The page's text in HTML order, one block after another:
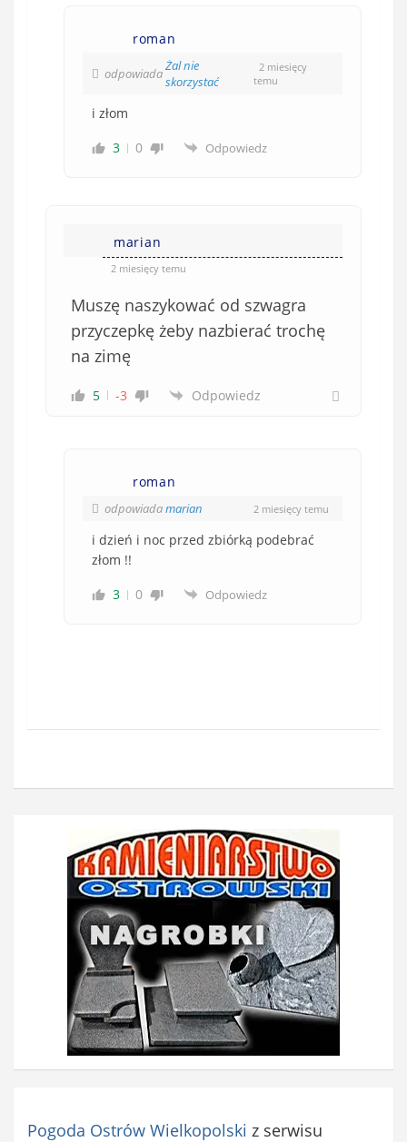
roman
odpowiadaŻal nie
skorzystać
2 miesięcy
temu
i złom
3
0 Odpowiedz
marian
2 miesięcy temu
Muszę naszykować od szwagra
przyczepkę żeby nazbierać trochę
na zimę
5 -3 Odpowiedz
roman
odpowiadamarian 2 miesięcy temu
i dzień i noc przed zbiórką podebrać
złom !!
3
0 Odpowiedz
Pogoda Ostrów Wielkopolski z serwisu